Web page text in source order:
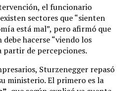
el funcionario
sectores que “sienten
está mal”, pero afirmó que
debe hacerse “viendo los
partir de percepciones.
Sturzenegger repasó
ministerio. El primero es la